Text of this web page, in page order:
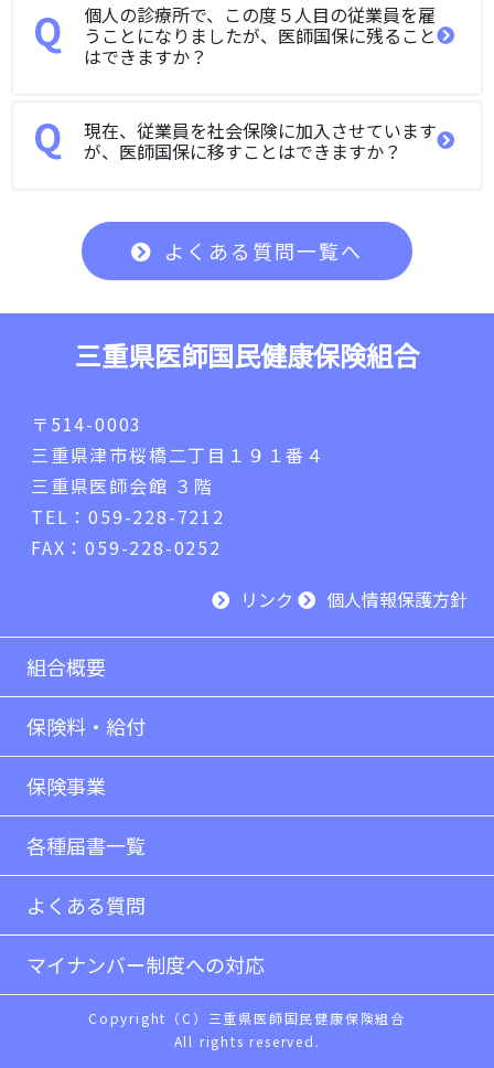
個人の診療所で、この度５人目の従業員を雇
うことになりましたが、医師国保に残ること
はできますか？
現在、従業員を社会保険に加入させています
が、医師国保に移すことはできますか？
よくある質問一覧へ
三重県医師国民健康保険組合
〒514-0003
三重県津市桜橋二丁目１９１番４
三重県医師会館 ３階
TEL：059-228-7212
FAX：059-228-0252
リンク
個人情報保護方針
組合概要
保険料・給付
保険事業
各種届書一覧
よくある質問
マイナンバー制度への対応
Copyright（C）三重県医師国民健康保険組合
All rights reserved.